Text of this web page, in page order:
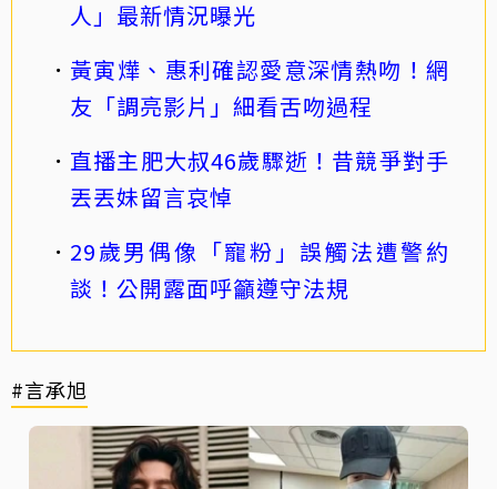
人」最新情況曝光
黃寅燁、惠利確認愛意深情熱吻！網
友「調亮影片」細看舌吻過程
直播主肥大叔46歲驟逝！昔競爭對手
丟丟妹留言哀悼
29歲男偶像「寵粉」誤觸法遭警約
談！公開露面呼籲遵守法規
#言承旭